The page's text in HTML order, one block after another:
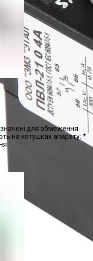
для обмеження
на котушках апарату: *